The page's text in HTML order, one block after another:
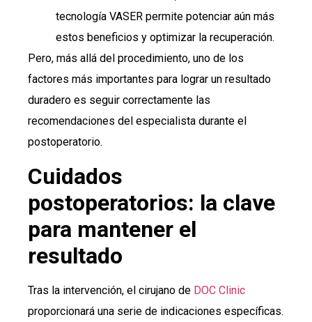
tecnología VASER permite potenciar aún más
estos beneficios y optimizar la recuperación.
Pero, más allá del procedimiento, uno de los
factores más importantes para lograr un resultado
duradero es seguir correctamente las
recomendaciones del especialista durante el
postoperatorio.
Cuidados
postoperatorios: la clave
para mantener el
resultado
Tras la intervención, el cirujano de DOC Clinic
proporcionará una serie de indicaciones específicas.